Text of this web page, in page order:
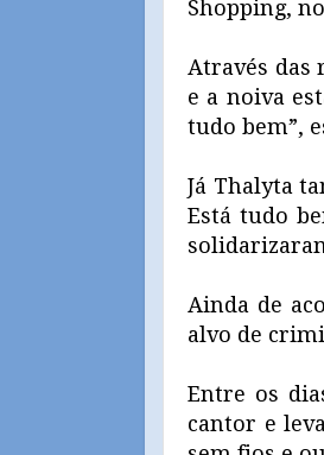
Shopping,
Através das
e a noiva
tudo bem”,
Já Thalyta
Está tudo
Ainda de
alvo de
Entre os
cantor e